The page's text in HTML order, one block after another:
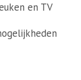
en TV